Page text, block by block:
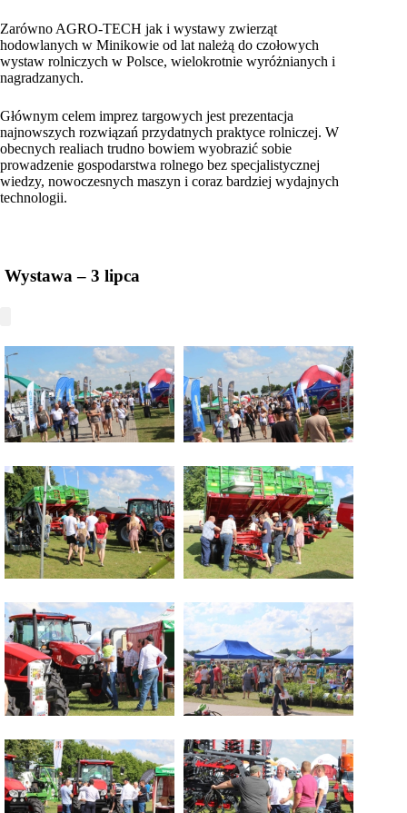
Zarówno AGRO-TECH jak i wystawy zwierząt
hodowlanych w Minikowie od lat należą do czołowych
wystaw rolniczych w Polsce, wielokrotnie wyróżnianych i
nagradzanych.
Głównym celem imprez targowych jest prezentacja
najnowszych rozwiązań przydatnych praktyce rolniczej. W
obecnych realiach trudno bowiem wyobrazić sobie
prowadzenie gospodarstwa rolnego bez specjalistycznej
wiedzy, nowoczesnych maszyn i coraz bardziej wydajnych
technologii.
Wystawa – 3 lipca